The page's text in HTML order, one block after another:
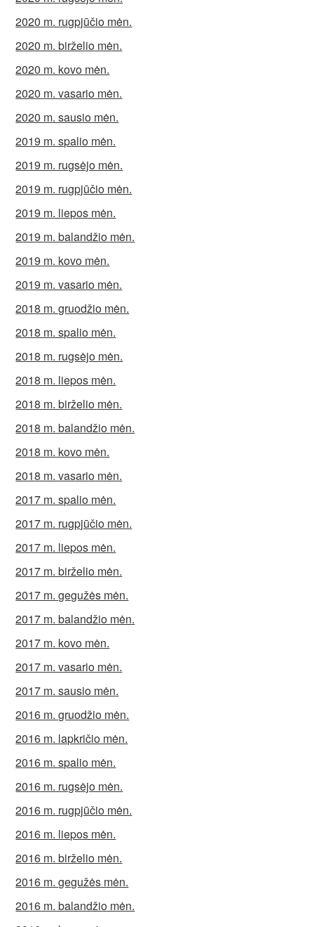
2020 m. rugpjūčio mėn.
2020 m. birželio mėn.
2020 m. kovo mėn.
2020 m. vasario mėn.
2020 m. sausio mėn.
2019 m. spalio mėn.
2019 m. rugsėjo mėn.
2019 m. rugpjūčio mėn.
2019 m. liepos mėn.
2019 m. balandžio mėn.
2019 m. kovo mėn.
2019 m. vasario mėn.
2018 m. gruodžio mėn.
2018 m. spalio mėn.
2018 m. rugsėjo mėn.
2018 m. liepos mėn.
2018 m. birželio mėn.
2018 m. balandžio mėn.
2018 m. kovo mėn.
2018 m. vasario mėn.
2017 m. spalio mėn.
2017 m. rugpjūčio mėn.
2017 m. liepos mėn.
2017 m. birželio mėn.
2017 m. gegužės mėn.
2017 m. balandžio mėn.
2017 m. kovo mėn.
2017 m. vasario mėn.
2017 m. sausio mėn.
2016 m. gruodžio mėn.
2016 m. lapkričio mėn.
2016 m. spalio mėn.
2016 m. rugsėjo mėn.
2016 m. rugpjūčio mėn.
2016 m. liepos mėn.
2016 m. birželio mėn.
2016 m. gegužės mėn.
2016 m. balandžio mėn.